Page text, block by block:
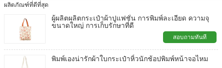
ผลิตภัณฑ์ที่ดีที่สุด
ผู้ผลิตผลิตกระเป๋าผ้าปูแฟชั่น การพิมพ์ละเอียด ความจุ
ขนาดใหญ่ การเก็บรักษาที่ดี
สอบถามทันที
พิมพ์เองน่ารักผ้าใบกระเป๋าหิ้วนักช้อปพิมพ์หน้าจอไหม